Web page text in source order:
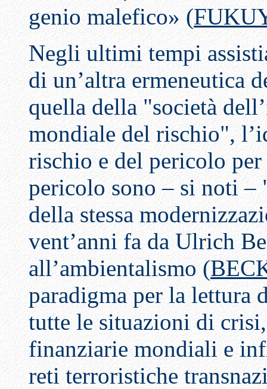
genio malefico» (
Negli ultimi tempi
di un’altra ermeneutica
quella della "società
mondiale del rischio",
rischio e del pericolo
pericolo sono – si noti –
della stessa
vent’anni fa da Ulrich
all’ambientalismo (
paradigma per la lettura
tutte le situazioni di
finanziarie mondiali e
reti terroristiche